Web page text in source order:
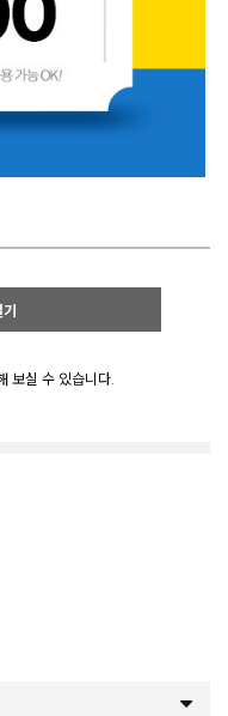
보실 수 있습니다.